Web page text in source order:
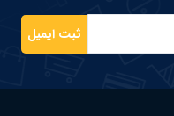
ثبت ایمیل